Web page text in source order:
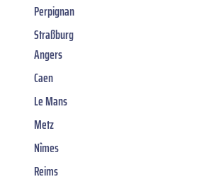
Perpignan
Straßburg
Angers
Caen
Le Mans
Metz
Nîmes
Reims